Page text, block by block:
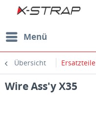
Menü
Übersicht Ersatzteile
Wire Ass'y X35